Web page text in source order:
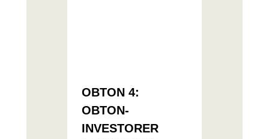
OBTON 4:
OBTON-
INVESTORER